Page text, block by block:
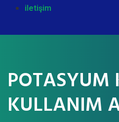
iletişim
POTASYUM
KULLANIM